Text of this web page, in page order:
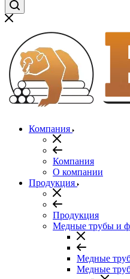
Компания
Компания
О компании
Продукция
Продукция
Медные трубы и
Медные
Медные